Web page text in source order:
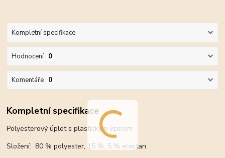
Kompletní specifikace
Hodnocení 0
Komentáře 0
Kompletní specifikace
Polyesterový úplet s plastickým vzorem
Složení: 80 % polyester, 15 %, 5 % elastan